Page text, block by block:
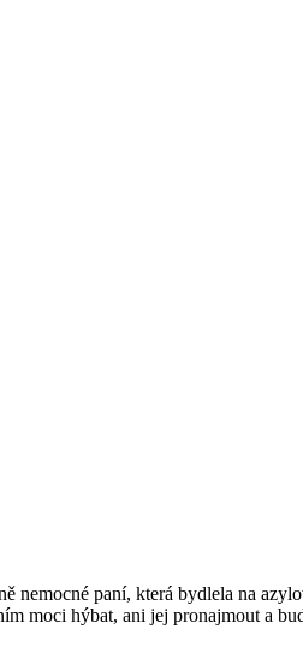
nemocné paní, která bydlela na
moci hýbat, ani jej pronajmout a